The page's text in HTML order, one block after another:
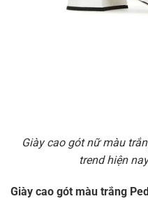
Giày cao gót nữ màu
trend hiện
Giày cao gót màu trắng